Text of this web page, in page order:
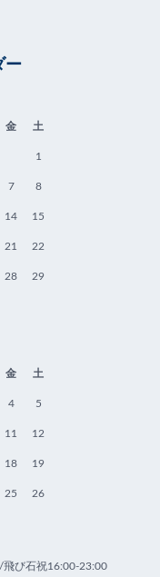
ー
金 土
1
7 8
14 15
21 22
28 29
金 土
4 5
11 12
18 19
25 26
び石祝16:00-23:00